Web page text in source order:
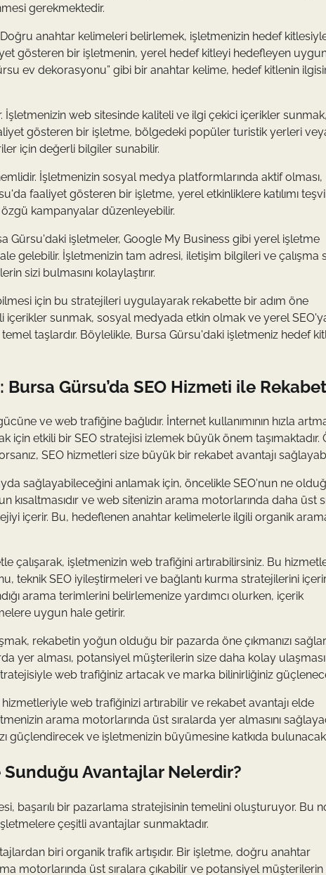
gerekmektedir.
anahtar kelimeleri belirlemek, işletmenizin hedef
gösteren bir işletmenin, yerel hedef kitleyi hedefleyen
ev dekorasyonu” gibi bir anahtar kelime, hedef kitlenin
web sitesinde kaliteli ve ilgi çekici içerikler sunmak,
gösteren bir işletme, bölgedeki popüler turistik yerleri
için değerli bilgiler sunabilir.
İşletmenizin sosyal medya platformlarında aktif olması,
faaliyet gösteren bir işletme, yerel etkinliklere katılımı
kampanyalar düzenleyebilir.
Gürsu'daki işletmeler, Google My Business gibi yerel işletme
gelebilir. İşletmenizin tam adresi, iletişim bilgileri ve çalışma
sizi bulmasını kolaylaştırır.
için bu stratejileri uygulayarak rekabette bir adım öne
sunmak, sosyal medyada etkin olmak ve yerel
taşlardır. Böylelikle, Bursa Gürsu'daki işletmeniz hedef
Gürsu’da SEO Hizmeti ile
ve web trafiğine bağlıdır. İnternet kullanımının hızla
etkili bir SEO stratejisi izlemek büyük önem taşımaktadır.
SEO hizmetleri size büyük bir rekabet avantajı
sağlayabileceğini anlamak için, öncelikle SEO'nun ne
kısaltmasıdır ve web sitenizin arama motorlarında daha üst
içerir. Bu, hedeflenen anahtar kelimelerle ilgili organik
çalışarak, işletmenizin web trafiğini artırabilirsiniz. Bu
teknik SEO iyileştirmeleri ve bağlantı kurma stratejilerini
arama terimlerini belirlemenize yardımcı olurken, içerik
uygun hale getirir.
rekabetin yoğun olduğu bir pazarda öne çıkmanızı sağlar.
yer alması, potansiyel müşterilerin size daha kolay
web trafiğiniz artacak ve marka bilinirliğiniz
web trafiğinizi artırabilir ve rekabet avantajı elde
arama motorlarında üst sıralarda yer almasını
güçlendirecek ve işletmenizin büyümesine katkıda
Sunduğu Avantajlar Nelerdir?
başarılı bir pazarlama stratejisinin temelini oluşturuyor. Bu
çeşitli avantajlar sunmaktadır.
biri organik trafik artışıdır. Bir işletme, doğru anahtar
motorlarında üst sıralara çıkabilir ve potansiyel müşterilerin